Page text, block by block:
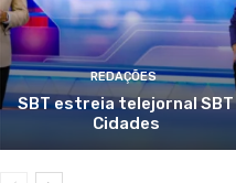
REDAÇÕES
SBT estreia telejornal SBT
Cidades